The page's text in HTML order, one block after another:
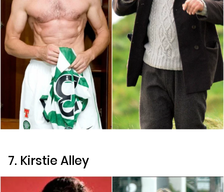
7. Kirstie Alley